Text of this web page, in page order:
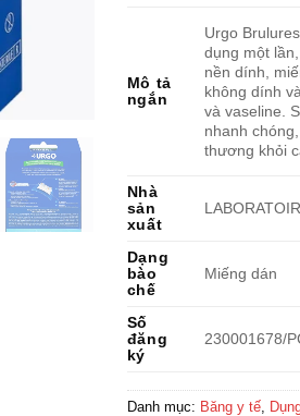
Mô tả
ngắn
Urgo
dụng một
nền dính,
không dính
và vaseline.
nhanh
thương khỏi
Nhà
sản
xuất
Dạng
bào
chế
Miếng dán
Số
đăng
ký
230001678/
Danh mục: Băng y tế,